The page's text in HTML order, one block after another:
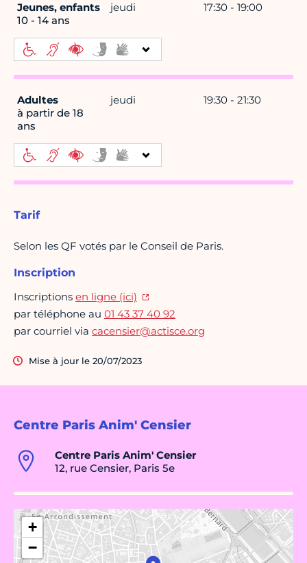
Centre Paris Anim' Censier
Centre Paris Anim' Censier
12, rue Censier, Paris 5e
+
−
Jeunes, enfants
10 - 14 ans
jeudi 17:30 - 19:00
Adultes
à partir de 18
ans
jeudi 19:30 - 21:30
Tarif
Selon les QF votés par le Conseil de Paris.
Inscription
Inscriptions en ligne (ici)
par téléphone au 01 43 37 40 92
par courriel via cacensier@actisce.org
Mise à jour le 20/07/2023